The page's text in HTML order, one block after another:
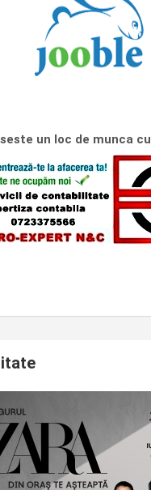
un loc de munca cu